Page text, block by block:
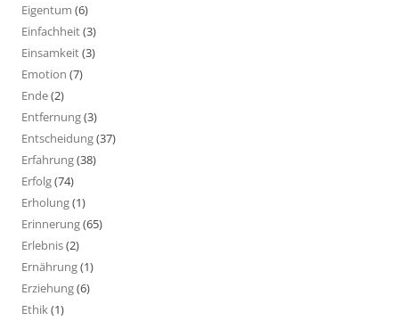
Eigentum (6)
Einfachheit(3)
Einsamkeit(3)
Emotion (7)
Ende(2)
Entfernung(3)
Entscheidung(37)
Erfahrung(38)
Erfolg(74)
Erholung(1)
Erinnerung(65)
Erlebnis(2)
Ernährung(1)
Erziehung(6)
Ethik(1)